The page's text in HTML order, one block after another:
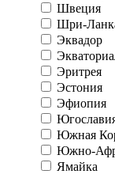
Швеция
Шри-
Эквадор
Эритрея
Эстония
Эфиопия
Южная
Южно-
Ямайка